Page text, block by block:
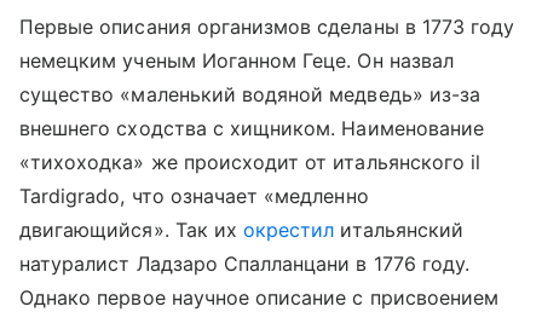
Первые описания организмов сделаны в 1773 году
немецким ученым Иоганном Геце. Он назвал
существо «маленький водяной медведь» из-за
внешнего сходства с хищником. Наименование
«тихоходка» же происходит от итальянского il
Tardigrado, что означает «медленно
двигающийся». Так ихокрестил итальянский
натуралист Ладзаро Спалланцани в 1776 году.
Однако первое научное описание с присвоением